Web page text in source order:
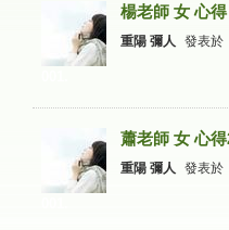
楊老師 女 心
重陽 彌人 發表於
蕭老師 女 心
重陽 彌人 發表於